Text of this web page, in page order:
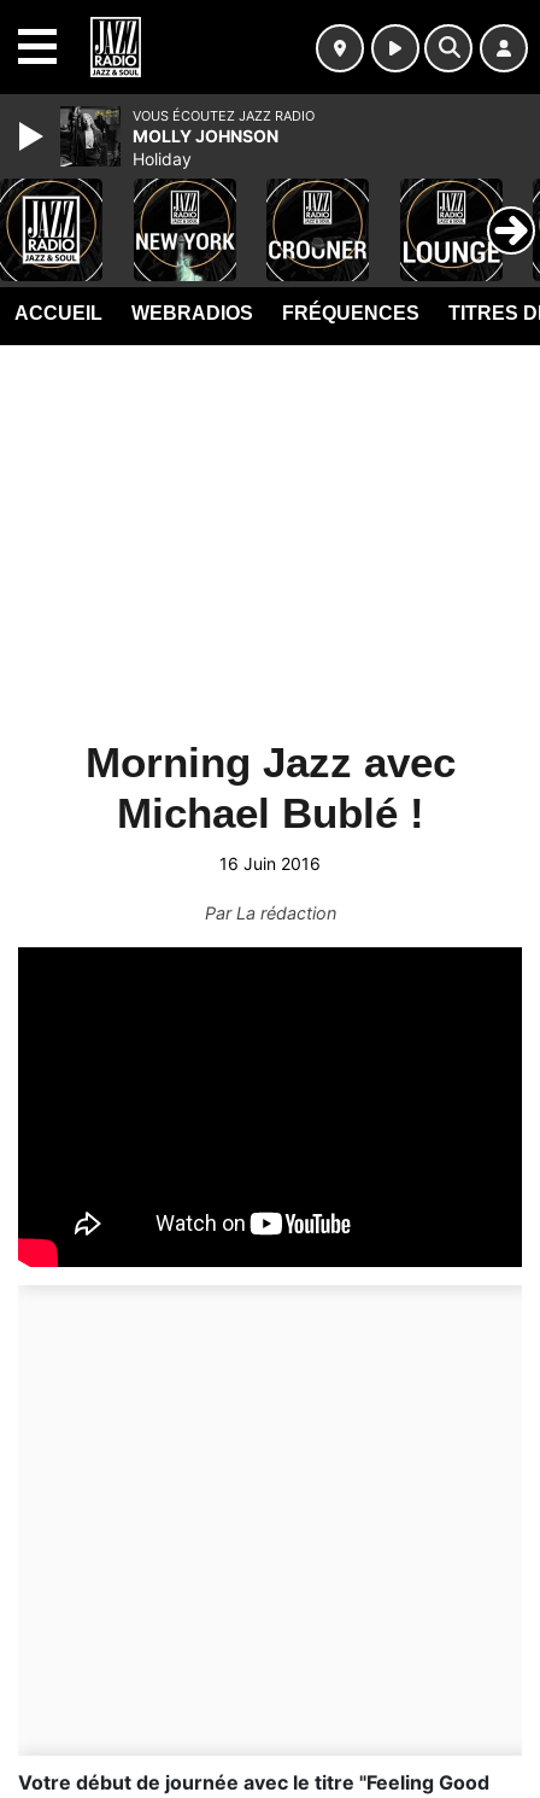
ACCUEIL WEBRADIOS FRÉQUENCES TITRES
Morning Jazz avec
Michael Bublé !
16 Juin 2016
ParLa rédaction
Votre début de journée avec le titre "Feeling Good
VOUS ÉCOUTEZ JAZZ RADIO
MOLLY JOHNSON
Holiday